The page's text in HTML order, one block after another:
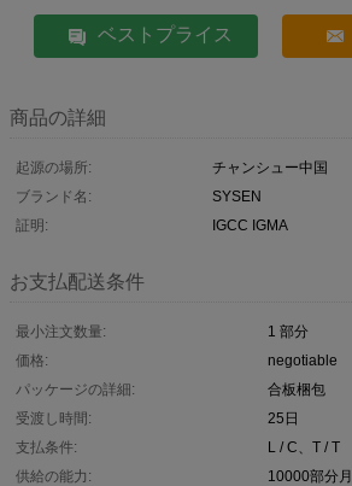
ベストプライス
商品の詳細
起源の場所:
チャンシュー中国
ブランド名:
SYSEN
証明:
IGCC IGMA
お支払配送条件
最小注文数量:
1 部分
価格:
negotiable
パッケージの詳細:
合板梱包
受渡し時間:
25日
支払条件:
L / C、T / T
供給の能力:
10000部分月